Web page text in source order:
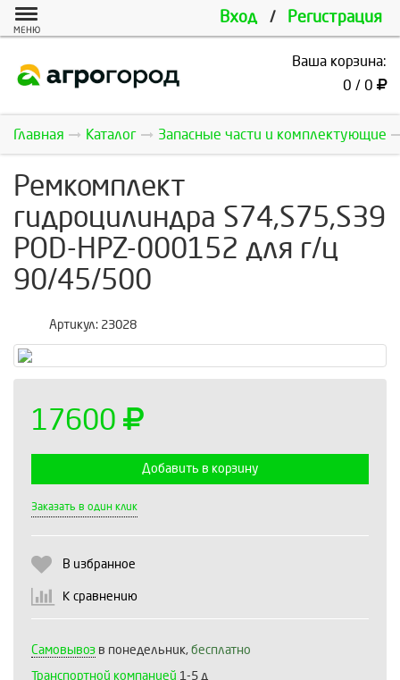
Вход / Регистрация
МЕНЮ
Ваша корзина:
0 / 0
Главная Каталог Запасные части и комплектующие
Ремкомплект
гидроцилиндра S74,S75,S39
POD-HPZ-000152 для г/ц
90/45/500
Артикул: 23028
17600
Добавить в корзину
Заказать в один клик
В избранное
К сравнению
Самовывоз в понедельник, бесплатно
Транспортной компанией 1-5 д